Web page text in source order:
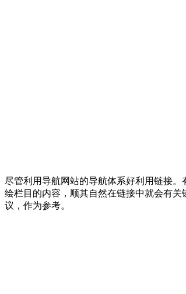
尽管利用导航网站的导航体系好利用链接
绘栏目的内容，顺其自然在链接中就会有
议，作为参考。